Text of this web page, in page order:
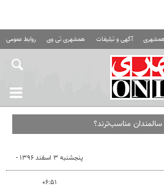
همشهری آگهی و تبلیغات همشهری تی وی روابط عمومی
مناسب‌ترند؟
پنجشنبه ۳ اسفند ۱۳۹۶ -
۰۶:۵۱